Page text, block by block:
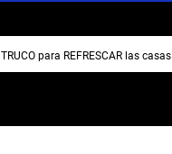
TRUCO para REFRESCAR las casas